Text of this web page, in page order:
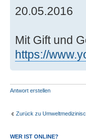
20.05.2016
Mit Gift und
https://
Antwort erstellen
Zurück zu
WER IST ONLINE?